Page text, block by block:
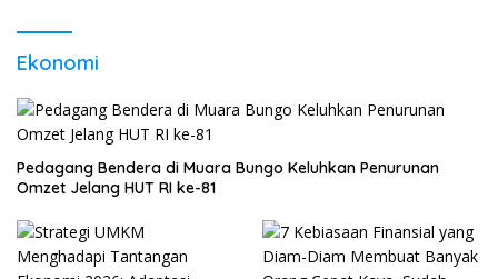
Ekonomi
Pedagang Bendera di Muara Bungo Keluhkan Penurunan
Omzet Jelang HUT RI ke-81